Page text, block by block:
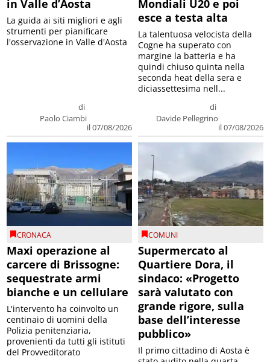
in Valle d’Aosta
di
Paolo Ciambi
il 07/08/2026
La guida ai siti migliori e agli
strumenti per pianificare
l'osservazione in Valle d'Aosta
Mondiali U20 e poi
esce a testa alta
di
Davide Pellegrino
il 07/08/2026
La talentuosa velocista della
Cogne ha superato con
margine la batteria e ha
quindi chiuso quinta nella
seconda heat della sera e
diciassettesima nell...
CRONACA
Maxi operazione al
carcere di Brissogne:
sequestrate armi
bianche e un cellulare
L'intervento ha coinvolto un
centinaio di uomini della
Polizia penitenziaria,
provenienti da tutti gli istituti
del Provveditorato
COMUNI
Supermercato al
Quartiere Dora, il
sindaco: «Progetto
sarà valutato con
grande rigore, sulla
base dell’interesse
pubblico»
Il primo cittadino di Aosta è